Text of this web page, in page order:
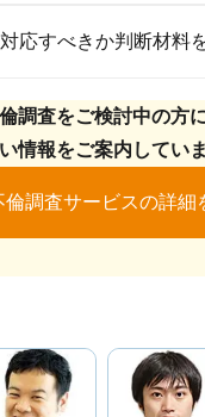
応すべきか判断材料
調査をご検討中の方
情報をご案内していま
倫調査サービスの詳細